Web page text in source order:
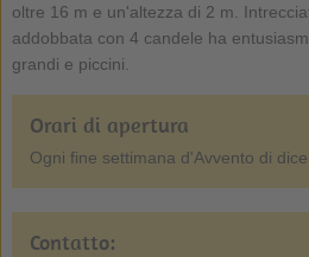
oltre 16 m e un'altezza di 2 m.
addobbata con 4 candele ha
grandi e piccini.
Orari di apertura
Ogni fine settimana d'Avvento di
Contatto: